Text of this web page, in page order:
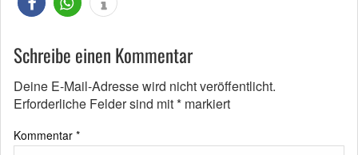
Schreibe einen Kommentar
Deine E-Mail-Adresse wird nicht veröffentlicht.
Erforderliche Felder sind mit* markiert
Kommentar *